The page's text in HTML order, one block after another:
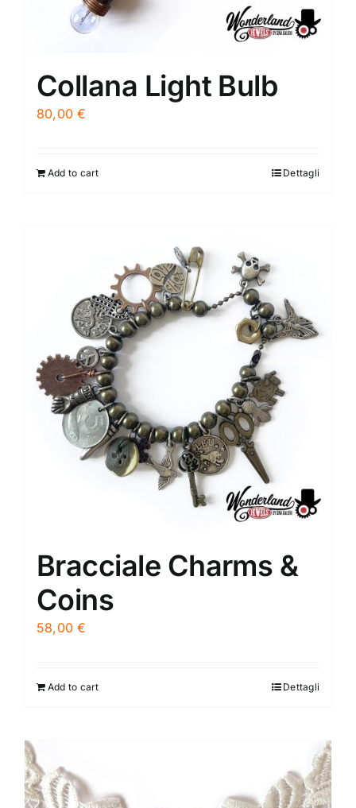
Collana Light Bulb
80,00€
Add to cart Dettagli
Bracciale Charms &
Coins
58,00€
Add to cart Dettagli